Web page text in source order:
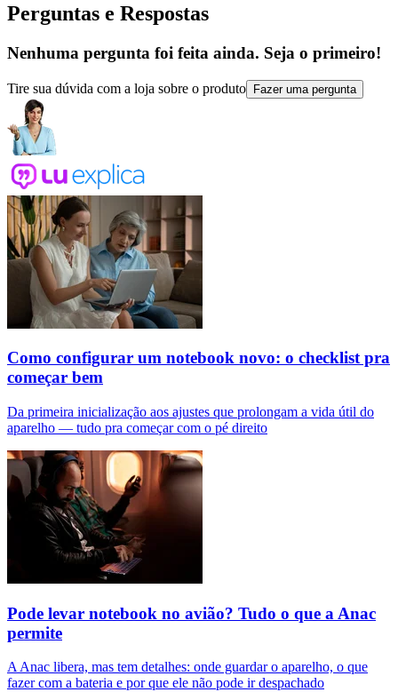
Perguntas e Respostas
Nenhuma pergunta foi feita ainda. Seja o primeiro!
Tire sua dúvida com a loja sobre o produto Fazer uma pergunta
Como configurar um notebook novo: o checklist pra
começar bem
Da primeira inicialização aos ajustes que prolongam a vida útil do
aparelho — tudo pra começar com o pé direito
Pode levar notebook no avião? Tudo o que a Anac
permite
A Anac libera, mas tem detalhes: onde guardar o aparelho, o que
fazer com a bateria e por que ele não pode ir despachado